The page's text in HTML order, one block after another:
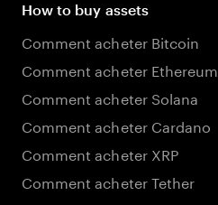
How to buy assets
Comment acheter Bitcoin
Comment acheter Ethereum
Comment acheter Solana
Comment acheter Cardano
Comment acheter XRP
Comment acheter Tether